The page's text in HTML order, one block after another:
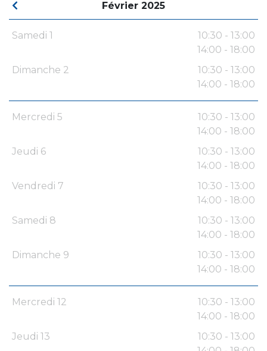
Février 2025
Samedi 1
10:30 - 13:00
14:00 - 18:00
Dimanche 2
10:30 - 13:00
14:00 - 18:00
Mercredi 5
10:30 - 13:00
14:00 - 18:00
Jeudi 6
10:30 - 13:00
14:00 - 18:00
Vendredi 7
10:30 - 13:00
14:00 - 18:00
Samedi 8
10:30 - 13:00
14:00 - 18:00
Dimanche 9
10:30 - 13:00
14:00 - 18:00
Mercredi 12
10:30 - 13:00
14:00 - 18:00
Jeudi 13
10:30 - 13:00